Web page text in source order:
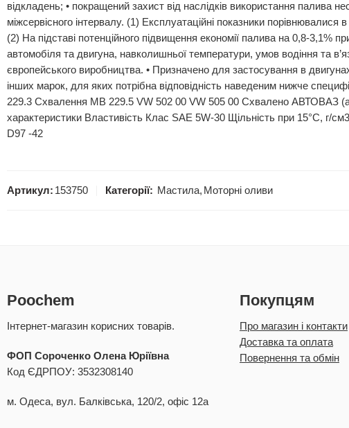
відкладень; • покращений захист від наслідків використання палива
міжсервісного інтервалу. (1) Експлуатаційні показники
(2) На підставі потенційного підвищення економії палива на 0,8-3,1%
автомобіля та двигуна, навколишньої температури, умов водіння та
європейського виробництва. • Призначено для застосування в
інших марок, для яких потрібна відповідність наведеним нижче
229.3 Схвалення MB 229.5 VW 502 00 VW 505 00 Схвалено АВТОВАЗ
характеристики Властивість Клас SAE 5W-30 Щільність при 15°C, г/
D97 -42
Артикул: 153750 Категорії: Мастила, Моторні оливи
Poochem
Інтернет-магазин корисних товарів.
ФОП Сороченко Олена Юріївна
Код ЄДРПОУ: 3532308140
м. Одеса, вул. Балківська, 120/2, офіс 12а
Покупцям
Про магазин і контакти
Доставка та оплата
Повернення та обмін